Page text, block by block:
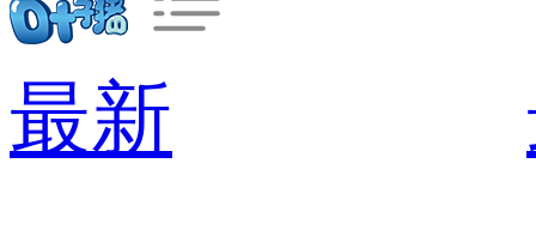
最新